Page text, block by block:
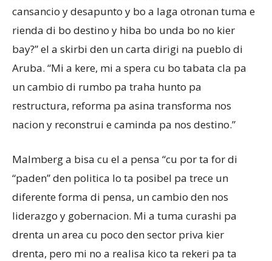
cansancio y desapunto y bo a laga otronan tuma e
rienda di bo destino y hiba bo unda bo no kier
bay?” el a skirbi den un carta dirigi na pueblo di
Aruba. “Mi a kere, mi a spera cu bo tabata cla pa
un cambio di rumbo pa traha hunto pa
restructura, reforma pa asina transforma nos
nacion y reconstrui e caminda pa nos destino.”
Malmberg a bisa cu el a pensa “cu por ta for di
“paden” den politica lo ta posibel pa trece un
diferente forma di pensa, un cambio den nos
liderazgo y gobernacion. Mi a tuma curashi pa
drenta un area cu poco den sector priva kier
drenta, pero mi no a realisa kico ta rekeri pa ta